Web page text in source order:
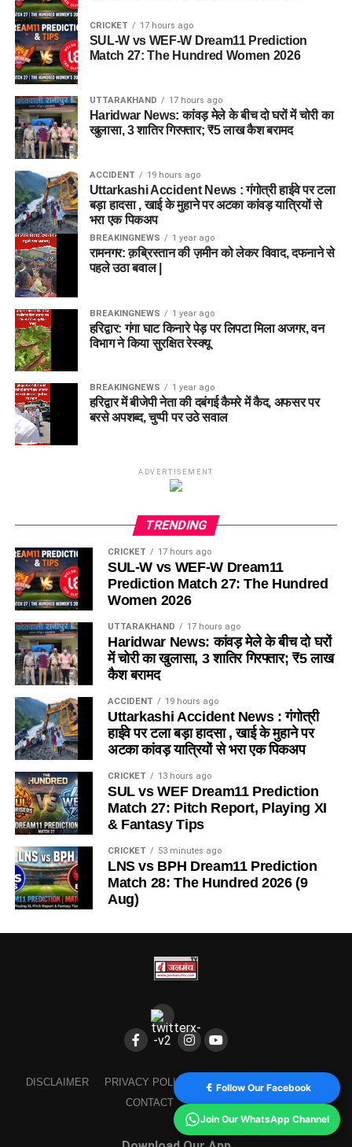
CRICKET 17 hours ago
SUL-W vs WEF-W Dream11 Prediction
Match 27: The Hundred Women 2026
UTTARAKHAND 17 hours ago
Haridwar News: कांवड़ मेले के बीच दो घरों में चोरी का
खुलासा, 3 शातिर गिरफ्तार; ₹5 लाख कैश बरामद
ACCIDENT 19 hours ago
Uttarkashi Accident News : गंगोत्री हाईवे पर टला
बड़ा हादसा , खाई के मुहाने पर अटका कांवड़ यात्रियों से
भरा एक पिकअप
BREAKINGNEWS 1 year ago
रामनगर: क़ब्रिस्तान की ज़मीन को लेकर विवाद, दफनाने से
पहले उठा बवाल |
BREAKINGNEWS 1 year ago
हरिद्वार: गंगा घाट किनारे पेड़ पर लिपटा मिला अजगर, वन
विभाग ने किया सुरक्षित रेस्क्यू
BREAKINGNEWS 1 year ago
हरिद्वार में बीजेपी नेता की दबंगई कैमरे में कैद, अफसर पर
बरसे अपशब्द, चुप्पी पर उठे सवाल
ADVERTISEMENT
TRENDING
CRICKET 17 hours ago
SUL-W vs WEF-W Dream11
Prediction Match 27: The Hundred
Women 2026
UTTARAKHAND 17 hours ago
Haridwar News: कांवड़ मेले के बीच दो घरों
में चोरी का खुलासा, 3 शातिर गिरफ्तार; ₹5 लाख
कैश बरामद
ACCIDENT 19 hours ago
Uttarkashi Accident News : गंगोत्री
हाईवे पर टला बड़ा हादसा , खाई के मुहाने पर
अटका कांवड़ यात्रियों से भरा एक पिकअप
CRICKET 13 hours ago
SUL vs WEF Dream11 Prediction
Match 27: Pitch Report, Playing XI
& Fantasy Tips
CRICKET 53 minutes ago
LNS vs BPH Dream11 Prediction
Match 28: The Hundred 2026 (9
Aug)
DISCLAIMER PRIVACY POLICY
TERMS AND CONDITION
CONTACT
ABOUT US
Follow Our Facebook
Join Our WhatsApp Channel